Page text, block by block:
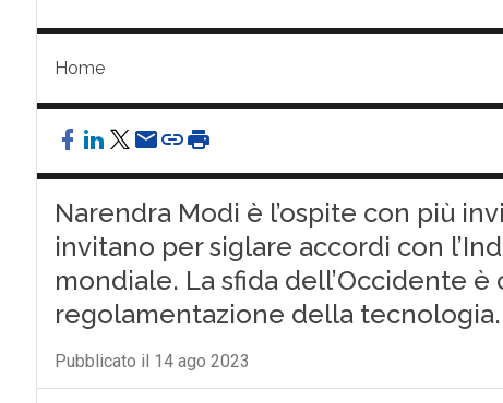
Home
Narendra Modi è l’ospite con più
invitano per siglare accordi con
mondiale. La sfida dell’Occidente
regolamentazione della
Pubblicato il 14 ago 2023